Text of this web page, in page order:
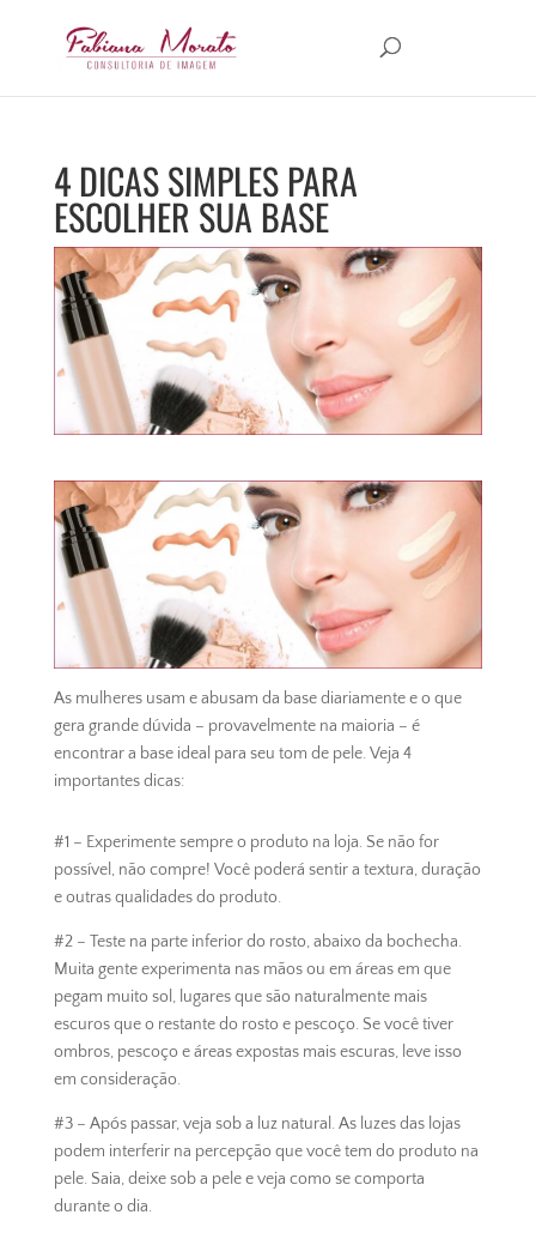
4 DICAS SIMPLES PARA
ESCOLHER SUA BASE
As mulheres usam e abusam da base diariamente e o que
gera grande dúvida – provavelmente na maioria – é
encontrar a base ideal para seu tom de pele. Veja 4
importantes dicas:
#1 – Experimente sempre o produto na loja. Se não for
possível, não compre! Você poderá sentir a textura, duração
e outras qualidades do produto.
#2 – Teste na parte inferior do rosto, abaixo da bochecha.
Muita gente experimenta nas mãos ou em áreas em que
pegam muito sol, lugares que são naturalmente mais
escuros que o restante do rosto e pescoço. Se você tiver
ombros, pescoço e áreas expostas mais escuras, leve isso
em consideração.
#3 – Após passar, veja sob a luz natural. As luzes das lojas
podem interferir na percepção que você tem do produto na
pele. Saia, deixe sob a pele e veja como se comporta
durante o dia.